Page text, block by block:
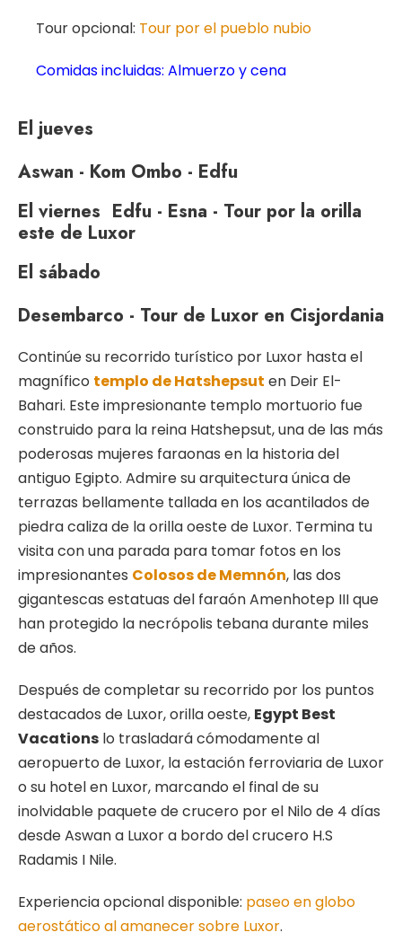
Tour opcional: Tour por el pueblo nubio
Comidas incluidas: Almuerzo y cena
El jueves
Aswan - Kom Ombo - Edfu
El viernes Edfu - Esna - Tour por la orilla
este de Luxor
El sábado
Desembarco - Tour de Luxor en Cisjordania
Continúe su recorrido turístico por Luxor hasta el
magnífico templo de Hatshepsut en Deir El-
Bahari. Este impresionante templo mortuorio fue
construido para la reina Hatshepsut, una de las más
poderosas mujeres faraonas en la historia del
antiguo Egipto. Admire su arquitectura única de
terrazas bellamente tallada en los acantilados de
piedra caliza de la orilla oeste de Luxor. Termina tu
visita con una parada para tomar fotos en los
impresionantes Colosos de Memnón, las dos
gigantescas estatuas del faraón Amenhotep III que
han protegido la necrópolis tebana durante miles
de años.
Después de completar su recorrido por los puntos
destacados de Luxor, orilla oeste, Egypt Best
Vacations lo trasladará cómodamente al
aeropuerto de Luxor, la estación ferroviaria de Luxor
o su hotel en Luxor, marcando el final de su
inolvidable paquete de crucero por el Nilo de 4 días
desde Aswan a Luxor a bordo del crucero H.S
Radamis I Nile.
Experiencia opcional disponible: paseo en globo
aerostático al amanecer sobre Luxor.